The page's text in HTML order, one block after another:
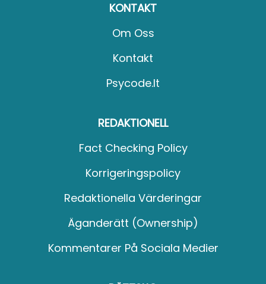
KONTAKT
Om Oss
Kontakt
Psycode.it
REDAKTIONELL
Fact Checking Policy
Korrigeringspolicy
Redaktionella Värderingar
Äganderätt (Ownership)
Kommentarer På Sociala Medier